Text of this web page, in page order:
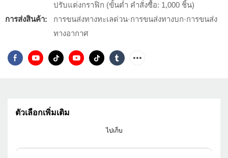
ปรับแต่งกราฟิก (ขั้นต่ำ คำสั่งซื้อ: 1,000 ชิ้น)
การส่งสินค้า:
การขนส่งทางทะเลด่วน·การขนส่งทางบก·การขนส่ง
ทางอากาศ
ตัวเลือกเพิ่มเติม
ไปเก็บ